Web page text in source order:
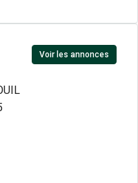
Voir les annonces